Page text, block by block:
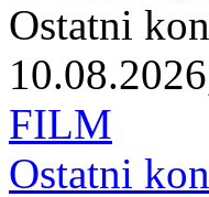
Ostatni
FILM
Ostatni